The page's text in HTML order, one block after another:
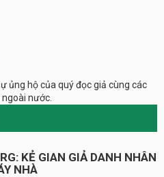
ủng hộ của quý đọc giả cùng các
nước.
KẺ GIAN GIẢ DANH NHÂN
NHÀ